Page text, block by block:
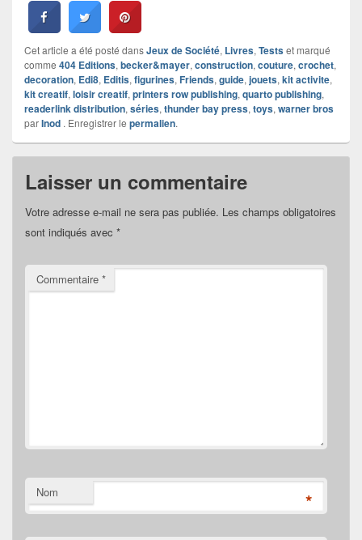
Cet article a été posté dansJeux de Société, Livres, Testset marqué
comme 404 Editions, becker&mayer, construction, couture, crochet,
decoration, Edi8, Editis, figurines, Friends, guide, jouets, kit activite,
kit creatif, loisir creatif, printers row publishing, quarto publishing,
readerlink distribution, séries, thunder bay press, toys, warner bros
parInod . Enregistrer le permalien.
Laisser un commentaire
Votre adresse e-mail ne sera pas publiée. Les champs obligatoires
sont indiqués avec *
Commentaire *
Nom *